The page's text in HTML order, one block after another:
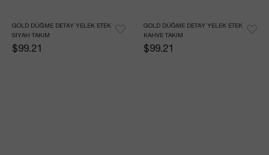
GOLD DÜĞME DETAY YELEK ETEK
SIYAH TAKIM
$99.21
GOLD DÜĞME DETAY YELEK ETEK
KAHVE TAKIM
$99.21